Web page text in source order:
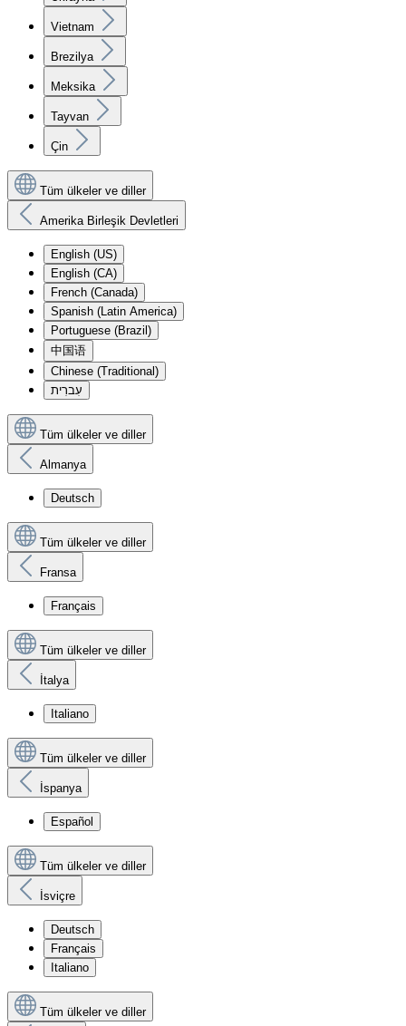
Vietnam
Brezilya
Meksika
Tayvan
Çin
Tüm ülkeler ve diller
Amerika Birleşik Devletleri
English (US)
English (CA)
French (Canada)
Spanish (Latin America)
Portuguese (Brazil)
中国语
Chinese (Traditional)
עִברִית
Tüm ülkeler ve diller
Almanya
Deutsch
Tüm ülkeler ve diller
Fransa
Français
Tüm ülkeler ve diller
İtalya
Italiano
Tüm ülkeler ve diller
İspanya
Español
Tüm ülkeler ve diller
İsviçre
Deutsch
Français
Italiano
Tüm ülkeler ve diller